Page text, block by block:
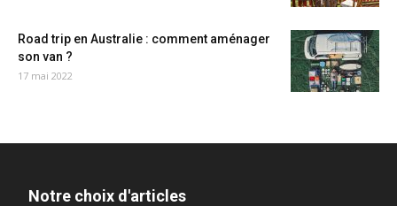
Road trip en Australie : comment aménager
son van ?
17 mai 2022
Notre choix d'articles